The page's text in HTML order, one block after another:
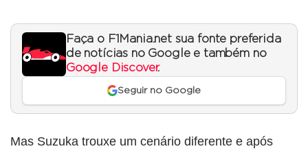
Faça o F1Mania.net sua fonte preferida
de notícias no Google e também no
Google Discover.
Seguir no Google
Mas Suzuka trouxe um cenário diferente e após